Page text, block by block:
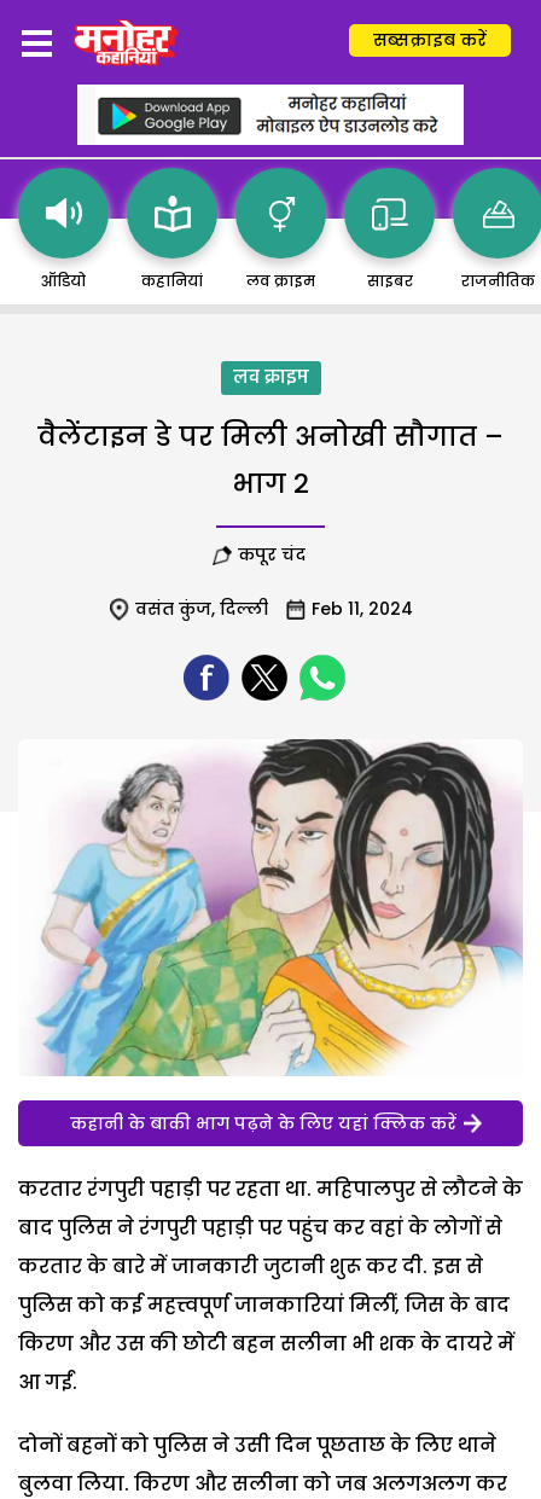
सब्सक्राइब करें
ऑडियो कहानियां लव क्राइम साइबर राजनीतिक
लव क्राइम
वैलेंटाइन डे पर मिली अनोखी सौगात –
भाग 2
कपूर चंद
वसंत कुंज, दिल्ली Feb 11, 2024
कहानी के बाकी भाग पढ़ने के लिए यहां क्लिक करें
करतार रंगपुरी पहाड़ी पर रहता था. महिपालपुर से लौटने के
बाद पुलिस ने रंगपुरी पहाड़ी पर पहुंच कर वहां के लोगों से
करतार के बारे में जानकारी जुटानी शुरू कर दी. इस से
पुलिस को कई महत्त्वपूर्ण जानकारियां मिलीं, जिस के बाद
किरण और उस की छोटी बहन सलीना भी शक के दायरे में
आ गईं.
दोनों बहनों को पुलिस ने उसी दिन पूछताछ के लिए थाने
बुलवा लिया. किरण और सलीना को जब अलगअलग कर